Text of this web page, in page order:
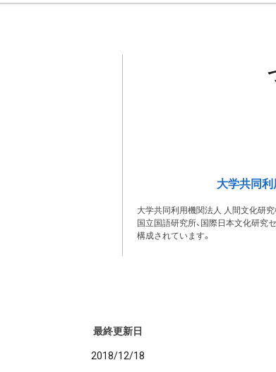
大学共同
大学共同利用機関法人 人間文化研究
国立国語研究所、国際日本文化研究
構成されています。
最終更新日
2018/12/18